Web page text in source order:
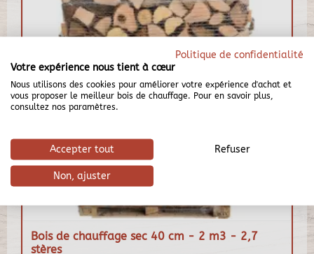
Bois de chauffage sec 40 cm - 2 m3 - 2,7
stères
Politique de confidentialité
Votre expérience nous tient à cœur
Nous utilisons des cookies pour améliorer votre expérience d'achat et
vous proposer le meilleur bois de chauffage. Pour en savoir plus,
consultez nos paramètres.
Accepter tout Refuser
Non, ajuster